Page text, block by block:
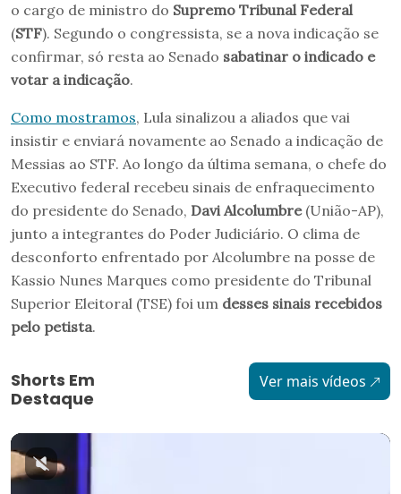
o cargo de ministro do Supremo Tribunal Federal
(STF). Segundo o congressista, se a nova indicação se
confirmar, só resta ao Senado sabatinar o indicado e
votar a indicação.
Como mostramos, Lula sinalizou a aliados que vai
insistir e enviará novamente ao Senado a indicação de
Messias ao STF. Ao longo da última semana, o chefe do
Executivo federal recebeu sinais de enfraquecimento
do presidente do Senado, Davi Alcolumbre(União-AP),
junto a integrantes do Poder Judiciário. O clima de
desconforto enfrentado por Alcolumbre na posse de
Kassio Nunes Marques como presidente do Tribunal
Superior Eleitoral (TSE) foi um desses sinais recebidos
pelo petista.
Shorts Em
Destaque
Ver mais vídeos